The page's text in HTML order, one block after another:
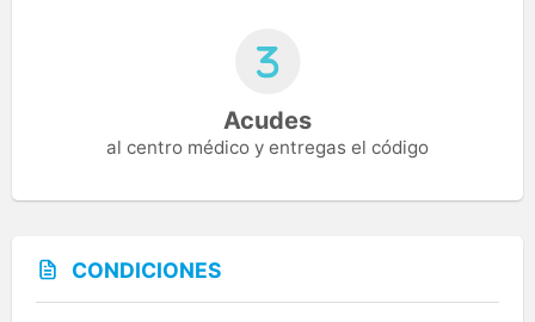
Acudes
al centro médico y entregas el código
CONDICIONES